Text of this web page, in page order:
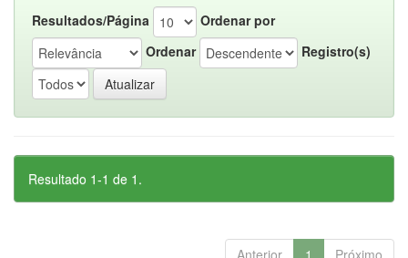
Resultados/Página
Ordenar por
Ordenar
Registro(s)
Resultado 1-1 de 1.
Anterior 1 Próximo